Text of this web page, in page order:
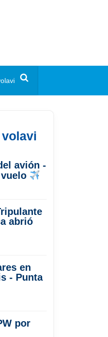
avión -
abrió
en
- Punta
por